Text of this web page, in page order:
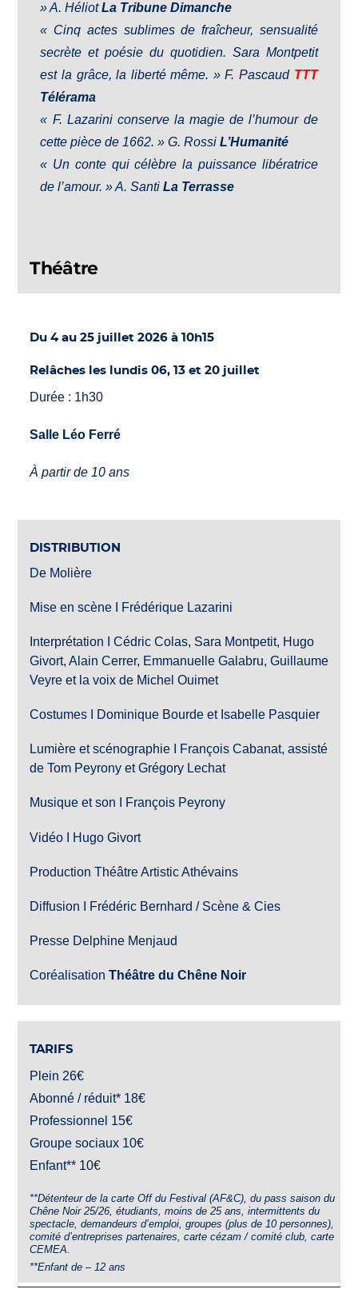
» A. HéliotLa Tribune Dimanche
« Cinq actes sublimes de fraîcheur, sensualité
secrète et poésie du quotidien. Sara Montpetit
est la grâce, la liberté même. »F. Pascaud TTT
Télérama
« F. Lazarini conserve la magie de l’humour de
cette pièce de 1662.»G. Rossi L’Humanité
« Un conte qui célèbre la puissance libératrice
de l’amour.»A. Santi La Terrasse
Théâtre
Du 4 au 25 juillet 2026 à 10h15
Relâches les lundis 06, 13 et 20 juillet
Durée : 1h30
Salle Léo Ferré
À partir de 10 ans
DISTRIBUTION
De Molière
Mise en scène I Frédérique Lazarini
Interprétation I Cédric Colas, Sara Montpetit, Hugo
Givort, Alain Cerrer, Emmanuelle Galabru, Guillaume
Veyre et la voix de Michel Ouimet
Costumes I Dominique Bourde et Isabelle Pasquier
Lumière et scénographie I François Cabanat, assisté
de Tom Peyrony et Grégory Lechat
Musique et son I François Peyrony
Vidéo I Hugo Givort
Production Théâtre Artistic Athévains
Diffusion I Frédéric Bernhard / Scène & Cies
Presse Delphine Menjaud
CoréalisationThéâtre du Chêne Noir
TARIFS
Plein 26€
Abonné / réduit* 18€
Professionnel 15€
Groupe sociaux 10€
Enfant** 10€
**Détenteur de la carte Off du Festival (AF&C), du pass saison du
Chêne Noir 25/26, étudiants, moins de 25 ans, intermittents du
spectacle, demandeurs d’emploi, groupes (plus de 10 personnes),
comité d’entreprises partenaires, carte cézam / comité club, carte
CEMEA.
**Enfant de – 12 ans